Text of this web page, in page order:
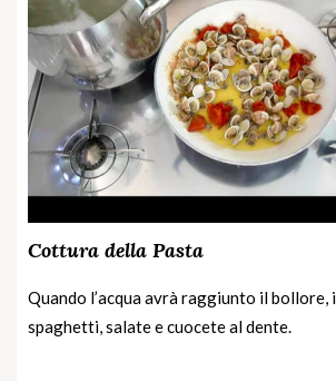
Cottura della Pasta
Quando l’acqua avrà raggiunto il bollore,
spaghetti, salate e cuocete al dente.